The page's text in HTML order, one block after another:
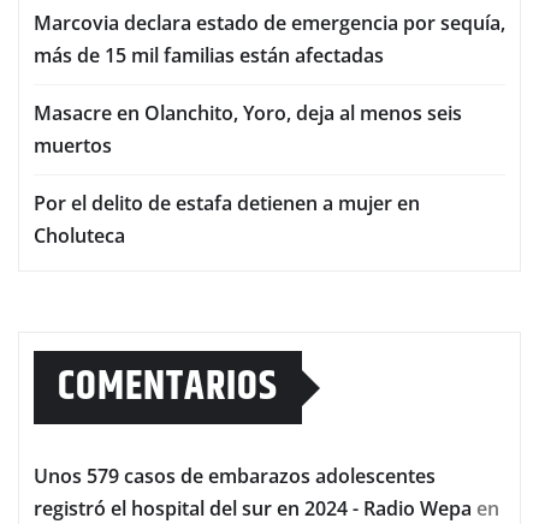
Marcovia declara estado de emergencia por sequía,
más de 15 mil familias están afectadas
Masacre en Olanchito, Yoro, deja al menos seis
muertos
Por el delito de estafa detienen a mujer en
Choluteca
COMENTARIOS
Unos 579 casos de embarazos adolescentes
registró el hospital del sur en 2024 - Radio Wepa en